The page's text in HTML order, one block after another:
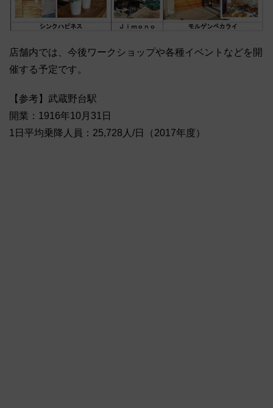
店舗内では、今後ワークショップや各種イベントなどを開
催する予定です。
【参考】武蔵野台駅
開業：1916年10月31日
1日平均乗降人員：25,728人/日（2017年度）